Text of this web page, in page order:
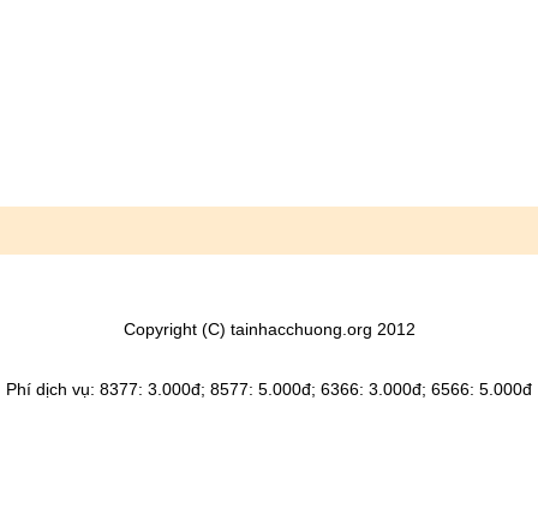
Copyright (C) tainhacchuong.org 2012
Phí dịch vụ: 8377: 3.000đ; 8577: 5.000đ; 6366: 3.000đ; 6566: 5.000đ